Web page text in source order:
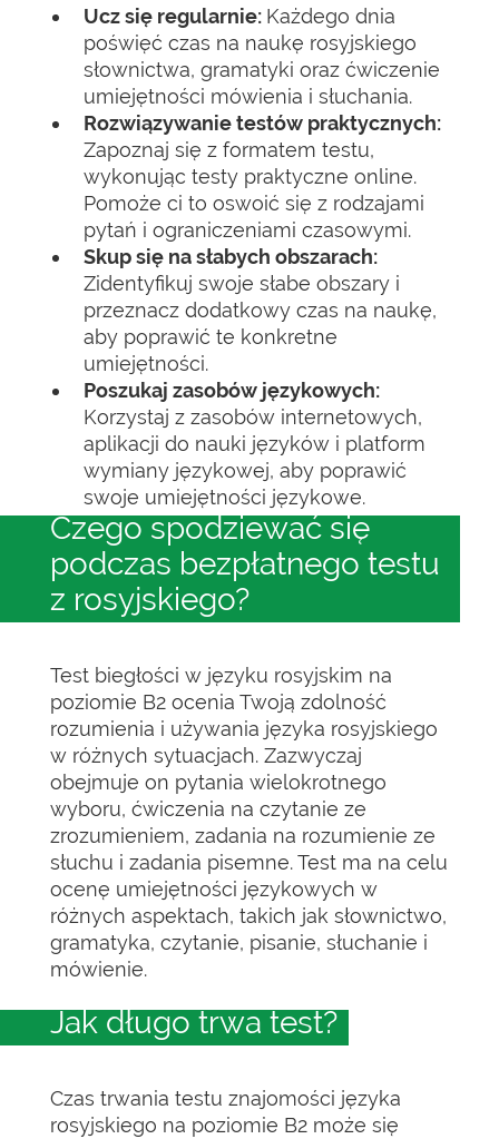
Ucz się regularnie: Każdego dnia
poświęć czas na naukę rosyjskiego
słownictwa, gramatyki oraz ćwiczenie
umiejętności mówienia i słuchania.
Rozwiązywanie testów praktycznych:
Zapoznaj się z formatem testu,
wykonując testy praktyczne online.
Pomoże ci to oswoić się z rodzajami
pytań i ograniczeniami czasowymi.
Skup się na słabych obszarach:
Zidentyfikuj swoje słabe obszary i
przeznacz dodatkowy czas na naukę,
aby poprawić te konkretne
umiejętności.
Poszukaj zasobów językowych:
Korzystaj z zasobów internetowych,
aplikacji do nauki języków i platform
wymiany językowej, aby poprawić
swoje umiejętności językowe.
Czego spodziewać się
podczas bezpłatnego testu
z rosyjskiego?
Test biegłości w języku rosyjskim na
poziomie B2 ocenia Twoją zdolność
rozumienia i używania języka rosyjskiego
w różnych sytuacjach. Zazwyczaj
obejmuje on pytania wielokrotnego
wyboru, ćwiczenia na czytanie ze
zrozumieniem, zadania na rozumienie ze
słuchu i zadania pisemne. Test ma na celu
ocenę umiejętności językowych w
różnych aspektach, takich jak słownictwo,
gramatyka, czytanie, pisanie, słuchanie i
mówienie.
Jak długo trwa test?
Czas trwania testu znajomości języka
rosyjskiego na poziomie B2 może się